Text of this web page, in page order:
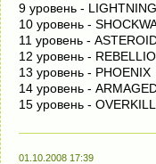
9 уровень - LIGHTNING
10 уровень -
11 уровень -
12 уровень -
13 уровень - PHOENIX
14 уровень -
15 уровень - OVERKILL
01.10.2008 17:39